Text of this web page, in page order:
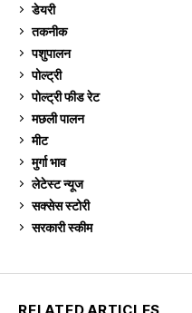
डेयरी
तकनीक
पशुपालन
पोल्ट्री
पोल्ट्री फीड रेट
मछली पालन
मीट
मुर्गा भाव
लेटेस्ट न्यूज
सक्सेस स्टो‍री
सरकारी स्की‍म